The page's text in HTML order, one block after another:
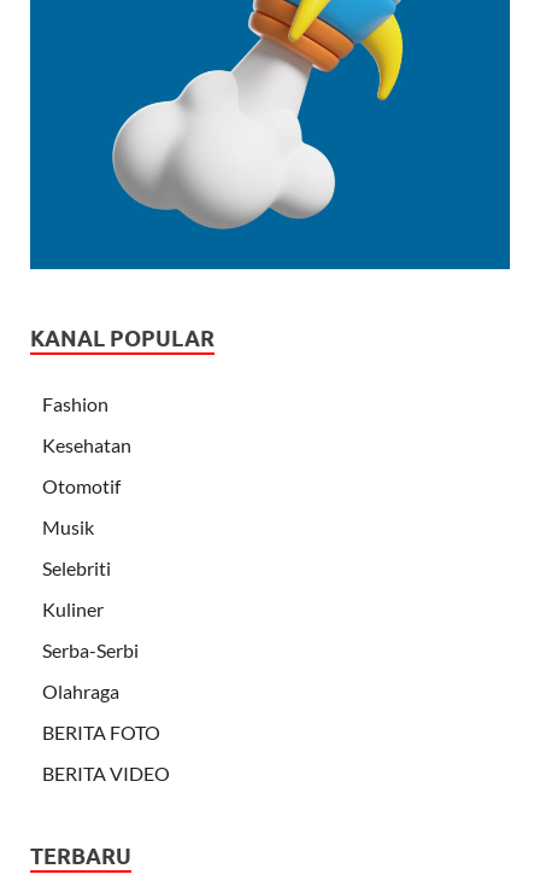
KANAL POPULAR
Fashion
Kesehatan
Otomotif
Musik
Selebriti
Kuliner
Serba-Serbi
Olahraga
BERITA FOTO
BERITA VIDEO
TERBARU